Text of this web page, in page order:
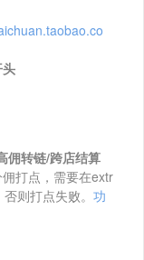
佣转链/跨店结算
打点，需要在extr
则打点失败。 功